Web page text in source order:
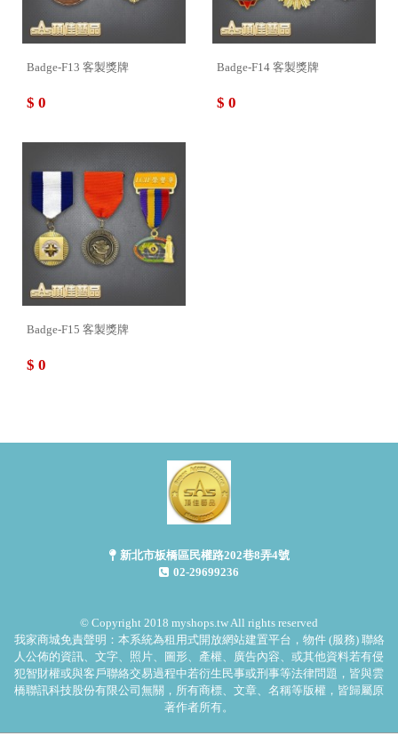
Badge-F13 客製獎牌
$ 0
Badge-F14 客製獎牌
$ 0
Badge-F15 客製獎牌
$ 0
新北市板橋區民權路202巷8弄4號
02-29699236
© Copyright 2018 myshops.tw All rights reserved
我家商城免責聲明：本系統為租用式開放網站建置平台，物件 (服務) 聯絡
人公佈的資訊、文字、照片、圖形、產權、廣告內容、或其他資料若有侵
犯智財權或與客戶聯絡交易過程中若衍生民事或刑事等法律問題，皆與雲
橋聯訊科技股份有限公司無關，所有商標、文章、名稱等版權，皆歸屬原
著作者所有。